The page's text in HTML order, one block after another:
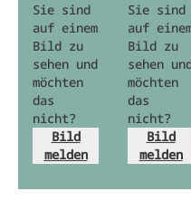
Sie sind
auf einem
Bild zu
sehen und
möchten
das
nicht?
Bild
melden
Sie sind
auf
Bild zu
sehen
möchten
das
nicht?
Bild
melden